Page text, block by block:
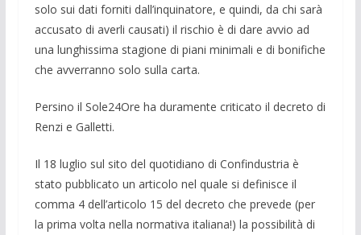
solo sui dati forniti dall’inquinatore, e quindi, da chi sarà
accusato di averli causati) il rischio è di dare avvio ad
una lunghissima stagione di piani minimali e di bonifiche
che av­verranno solo sulla carta.
Persino il Sole24Ore ha duramente criti­cato il decreto di
Renzi e Galletti.
Il 18 lu­glio sul sito del quotidiano di Confindu­stria è
stato pubblicato un artico­lo nel quale si definisce il
comma 4 dell’articolo 15 del decreto che prevede (per
la prima volta nella normativa italia­na!) la possibi­lità di